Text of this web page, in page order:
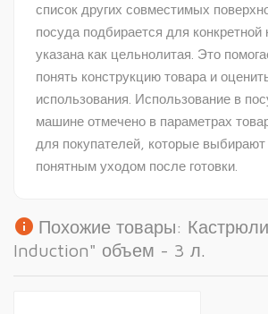
список других совместимых
посуда подбирается для конкретной
указана как цельнолитая. Это
понять конструкцию товара и
использования. Использование в
машине отмечено в параметрах
для покупателей, которые выбирают
понятным уходом после готовки.
info Похожие товары:
Induction" объем - 3 л.